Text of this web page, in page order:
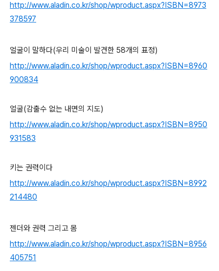
http://www.aladin.co.kr/shop/wproduct.aspx?ISBN=8973
378597
얼굴이 말하다(우리 미술이 발견한 58개의 표정)
http://www.aladin.co.kr/shop/wproduct.aspx?ISBN=8960
900834
얼굴(감출수 없는 내면의 지도)
http://www.aladin.co.kr/shop/wproduct.aspx?ISBN=8950
931583
키는 권력이다
http://www.aladin.co.kr/shop/wproduct.aspx?ISBN=8992
214480
젠더와 권력 그리고 몸
http://www.aladin.co.kr/shop/wproduct.aspx?ISBN=8956
405751